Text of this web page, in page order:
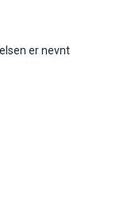
er nevnt